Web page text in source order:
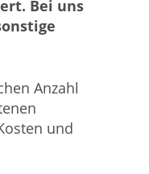
Bei uns
Anzahl
und